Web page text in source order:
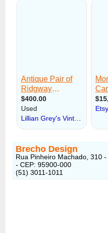
Brecho Design
Rua Pinheiro Machado, 310
- CEP: 95900-000
(51) 3011-1011